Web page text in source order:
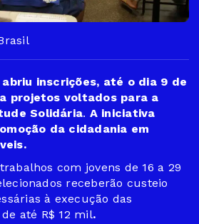
inscrições, até o dia 9 de
projetos voltados para a
Solidária. A iniciativa
da cidadania em
com jovens de 16 a 29
receberão custeio
à execução das
até R$ 12 mil.